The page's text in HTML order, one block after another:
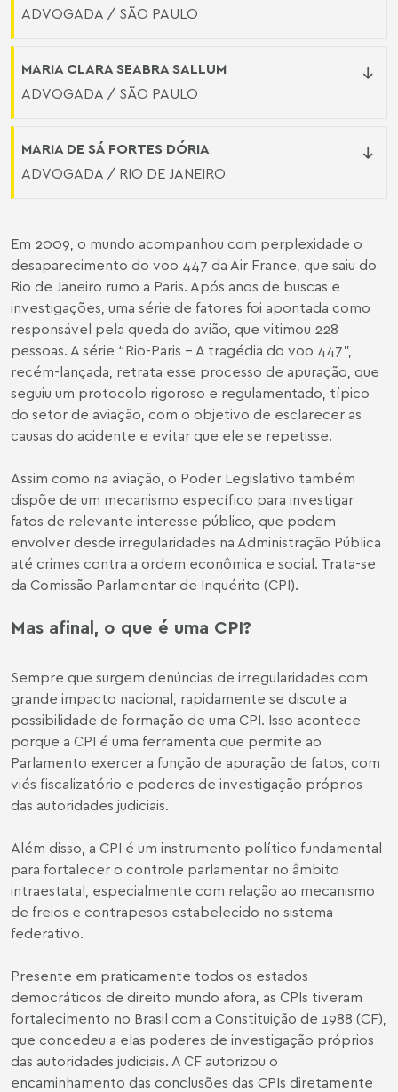
ADVOGADA / SÃO PAULO
MARIA CLARA SEABRA SALLUM
ADVOGADA / SÃO PAULO
MARIA DE SÁ FORTES DÓRIA
ADVOGADA / RIO DE JANEIRO
Em 2009, o mundo acompanhou com perplexidade o
desaparecimento do voo 447 da Air France, que saiu do
Rio de Janeiro rumo a Paris. Após anos de buscas e
investigações, uma série de fatores foi apontada como
responsável pela queda do avião, que vitimou 228
pessoas. A série “Rio-Paris – A tragédia do voo 447”,
recém-lançada, retrata esse processo de apuração, que
seguiu um protocolo rigoroso e regulamentado, típico
do setor de aviação, com o objetivo de esclarecer as
causas do acidente e evitar que ele se repetisse.
Assim como na aviação, o Poder Legislativo também
dispõe de um mecanismo específico para investigar
fatos de relevante interesse público, que podem
envolver desde irregularidades na Administração Pública
até crimes contra a ordem econômica e social. Trata-se
da Comissão Parlamentar de Inquérito (CPI).
Mas afinal, o que é uma CPI?
Sempre que surgem denúncias de irregularidades com
grande impacto nacional, rapidamente se discute a
possibilidade de formação de uma CPI. Isso acontece
porque a CPI é uma ferramenta que permite ao
Parlamento exercer a função de apuração de fatos, com
viés fiscalizatório e poderes de investigação próprios
das autoridades judiciais.
Além disso, a CPI é um instrumento político fundamental
para fortalecer o controle parlamentar no âmbito
intraestatal, especialmente com relação ao mecanismo
de freios e contrapesos estabelecido no sistema
federativo.
Presente em praticamente todos os estados
democráticos de direito mundo afora, as CPIs tiveram
fortalecimento no Brasil com a Constituição de 1988 (CF),
que concedeu a elas poderes de investigação próprios
das autoridades judiciais. A CF autorizou o
encaminhamento das conclusões das CPIs diretamente